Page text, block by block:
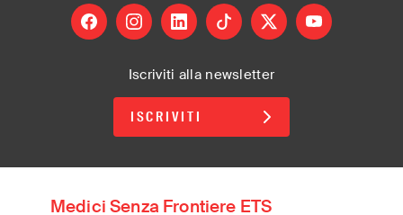
facebookinstagramlinkedintiktok X youtube
Iscriviti alla newsletter
ISCRIVITI
Medici Senza Frontiere ETS